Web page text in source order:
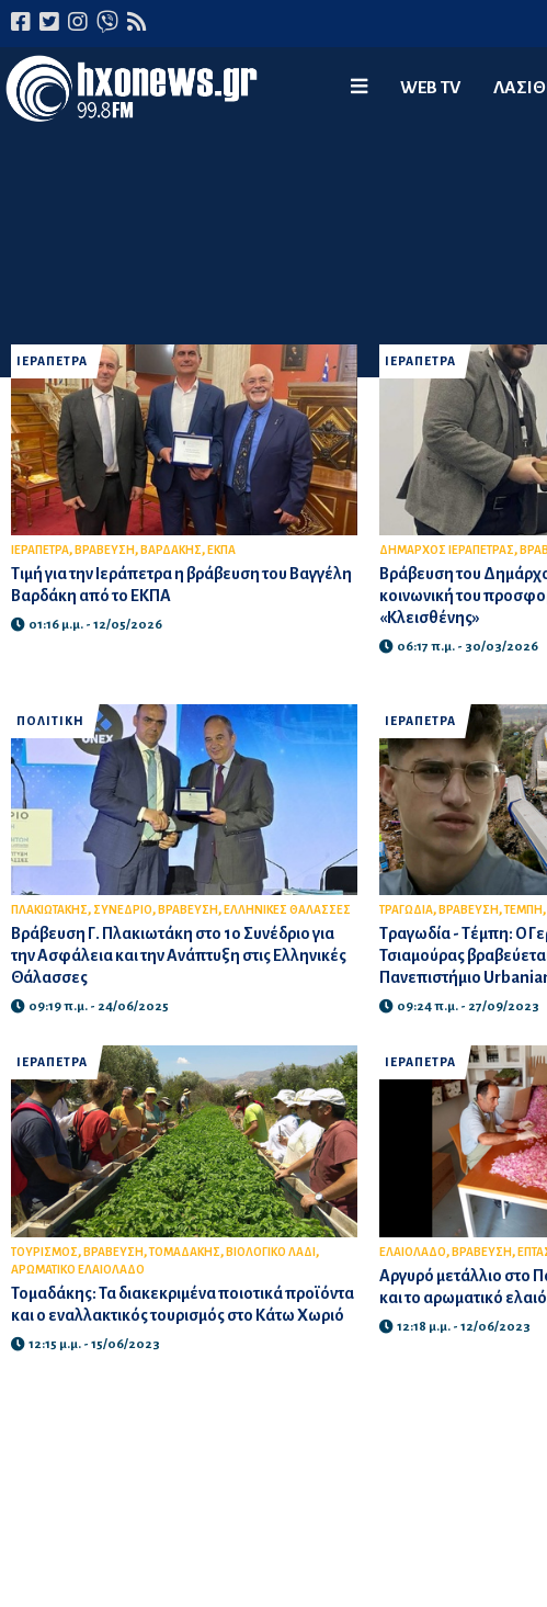
WEB TV
ΙΕΡΑΠΕΤΡΑ
ΙΕΡΑΠΕΤΡΑ, ΒΡΑΒΕΥΣΗ, ΒΑΡΔΑΚΗΣ, ΕΚΠΑ
Τιμή για την Ιεράπετρα η βράβευση του Βαγγέλη
Βαρδάκη από το ΕΚΠΑ
01:16 μ.μ. - 12/05/2026
ΙΕΡΑΠΕΤΡΑ
ΔΗΜΑΡΧΟΣ ΙΕΡΑΠΕΤΡΑΣ,
Βράβευση του
κοινωνική του
«Κλεισθένης»
06:17 π.μ. - 30/03/2026
ΠΟΛΙΤΙΚΗ
ΠΛΑΚΙΩΤΑΚΗΣ, ΣΥΝΕΔΡΙΟ, ΒΡΑΒΕΥΣΗ, ΕΛΛΗΝΙΚΕΣ ΘΑΛΑΣΣΕΣ
Βράβευση Γ. Πλακιωτάκη στο 1ο Συνέδριο για
την Ασφάλεια και την Ανάπτυξη στις Ελληνικές
Θάλασσες
09:19 π.μ. - 24/06/2025
ΙΕΡΑΠΕΤΡΑ
ΤΡΑΓΩΔΙΑ, ΒΡΑΒΕΥΣΗ,ΤΕΜΠΗ,
Τραγωδία - Τέμπη: Ο
Τσιαμούρας
Πανεπιστήμιο
09:24 π.μ. - 27/09/2023
ΙΕΡΑΠΕΤΡΑ
ΤΟΥΡΙΣΜΟΣ, ΒΡΑΒΕΥΣΗ,ΤΟΜΑΔΑΚΗΣ, ΒΙΟΛΟΓΙΚΟ ΛΑΔΙ ,
ΑΡΩΜΑΤΙΚΟ ΕΛΑΙΟΛΑΔΟ
Τομαδάκης: Τα διακεκριμένα ποιοτικά προϊόντα
και ο εναλλακτικός τουρισμός στο Κάτω Χωριό
12:15 μ.μ. - 15/06/2023
ΙΕΡΑΠΕΤΡΑ
ΕΛΑΙΟΛΑΔΟ, ΒΡΑΒΕΥΣΗ,
Αργυρό μετάλλιο στο
και το αρωματικό
12:18 μ.μ. - 12/06/2023